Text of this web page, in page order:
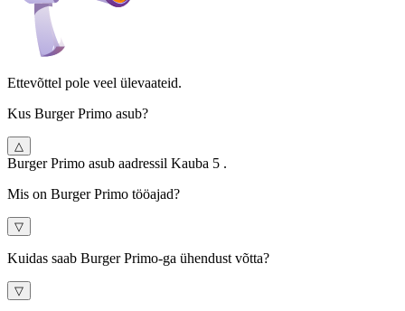
Ettevõttel pole veel ülevaateid.
Kus Burger Primo asub?
△
Burger Primo asub aadressil Kauba 5 .
Mis on Burger Primo tööajad?
▽
Kuidas saab Burger Primo-ga ühendust võtta?
▽